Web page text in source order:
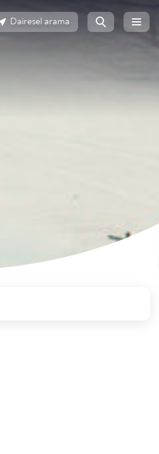
Dairesel arama